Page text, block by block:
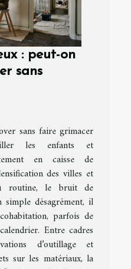
: peut-on
sans
sans faire grimacer
les enfants et
en caisse de
des villes et
routine, le bruit de
simple désagrément, il
parfois de
Entre cadres
d’outillage et
sur les matériaux, la